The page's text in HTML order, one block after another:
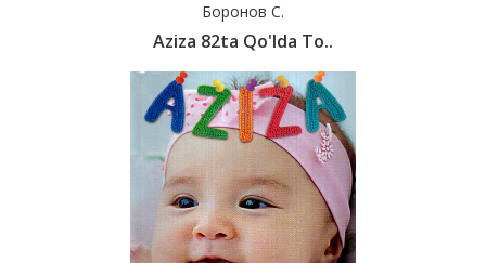
Боронов С.
Aziza 82ta Qo'lda To..